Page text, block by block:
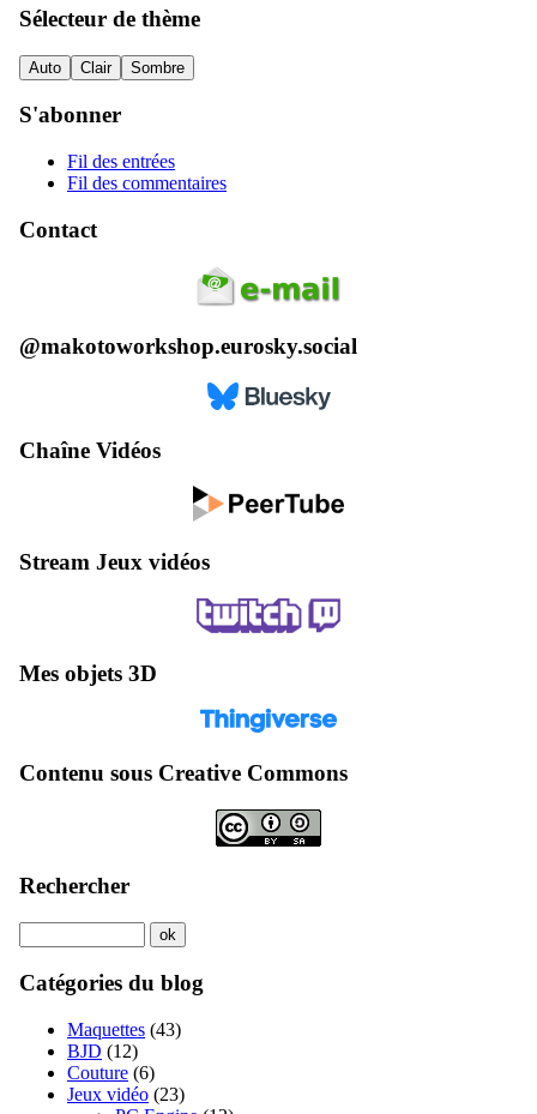
Sélecteur de thème
Auto Clair Sombre
S'abonner
Fil des entrées
Fil des commentaires
Contact
@makotoworkshop.eurosky.social
Chaîne Vidéos
Stream Jeux vidéos
Mes objets 3D
Contenu sous Creative Commons
Rechercher
Catégories du blog
Maquettes (43)
BJD (12)
Couture (6)
Jeux vidéo (23)